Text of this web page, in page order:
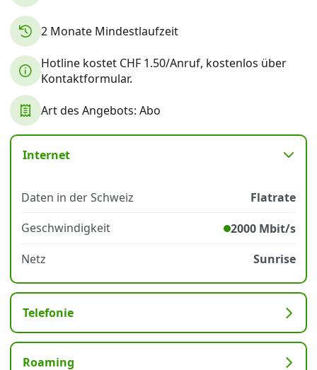
Forum
Über uns
Datenschutz·AGB·Impressum
2 Monate Mindestlaufzeit
Hotline kostet CHF 1.50/Anruf, kostenlos über
Kontaktformular.
Art des Angebots: Abo
Internet
Daten in der Schweiz
Flatrate
Geschwindigkeit
2000 Mbit/s
Netz
Sunrise
Telefonie
Roaming